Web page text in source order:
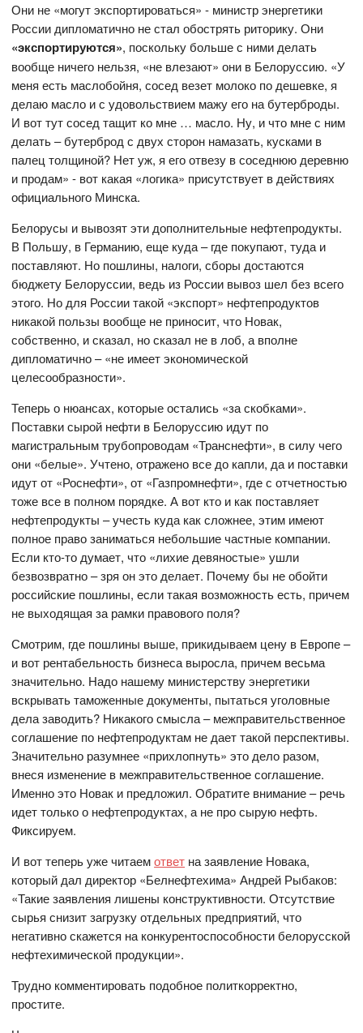
Они не «могут экспортироваться» - министр энергетики
России дипломатично не стал обострять риторику. Они
«экспортируются», поскольку больше с ними делать
вообще ничего нельзя, «не влезают» они в Белоруссию. «У
меня есть маслобойня, сосед везет молоко по дешевке, я
делаю масло и с удовольствием мажу его на бутерброды.
И вот тут сосед тащит ко мне … масло. Ну, и что мне с ним
делать – бутерброд с двух сторон намазать, кусками в
палец толщиной? Нет уж, я его отвезу в соседнюю деревню
и продам» - вот какая «логика» присутствует в действиях
официального Минска.
Белорусы и вывозят эти дополнительные нефтепродукты.
В Польшу, в Германию, еще куда – где покупают, туда и
поставляют. Но пошлины, налоги, сборы достаются
бюджету Белоруссии, ведь из России вывоз шел без всего
этого. Но для России такой «экспорт» нефтепродуктов
никакой пользы вообще не приносит, что Новак,
собственно, и сказал, но сказал не в лоб, а вполне
дипломатично – «не имеет экономической
целесообразности».
Теперь о нюансах, которые остались «за скобками».
Поставки сырой нефти в Белоруссию идут по
магистральным трубопроводам «Транснефти», в силу чего
они «белые». Учтено, отражено все до капли, да и поставки
идут от «Роснефти», от «Газпромнефти», где с отчетностью
тоже все в полном порядке. А вот кто и как поставляет
нефтепродукты – учесть куда как сложнее, этим имеют
полное право заниматься небольшие частные компании.
Если кто-то думает, что «лихие девяностые» ушли
безвозвратно – зря он это делает. Почему бы не обойти
российские пошлины, если такая возможность есть, причем
не выходящая за рамки правового поля?
Смотрим, где пошлины выше, прикидываем цену в Европе –
и вот рентабельность бизнеса выросла, причем весьма
значительно. Надо нашему министерству энергетики
вскрывать таможенные документы, пытаться уголовные
дела заводить? Никакого смысла – межправительственное
соглашение по нефтепродуктам не дает такой перспективы.
Значительно разумнее «прихлопнуть» это дело разом,
внеся изменение в межправительственное соглашение.
Именно это Новак и предложил. Обратите внимание – речь
идет только о нефтепродуктах, а не про сырую нефть.
Фиксируем.
И вот теперь уже читаемответ на заявление Новака,
который дал директор «Белнефтехима» Андрей Рыбаков:
«Такие заявления лишены конструктивности. Отсутствие
сырья снизит загрузку отдельных предприятий, что
негативно скажется на конкурентоспособности белорусской
нефтехимической продукции».
Трудно комментировать подобное политкорректно,
простите.